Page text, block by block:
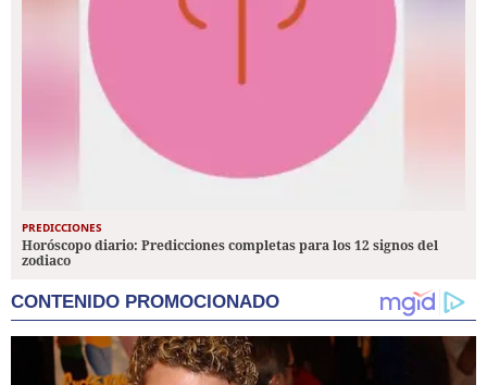
PREDICCIONES
Horóscopo diario: Predicciones completas para los 12 signos del
zodiaco
CONTENIDO PROMOCIONADO